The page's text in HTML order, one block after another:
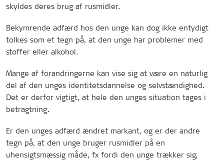
skyldes deres brug af rusmidler.
Bekymrende adfærd hos den unge kan dog ikke entydigt
tolkes som et tegn på, at den unge har problemer med
stoffer eller alkohol.
Mange af forandringerne kan vise sig at være en naturlig
del af den unges identitetsdannelse og selvstændighed.
Det er derfor vigtigt, at hele den unges situation tages i
betragtning.
Er den unges adfærd ændret markant, og er der andre
tegn på, at den unge bruger rusmidler på en
uhensigtsmæssig måde, fx fordi den unge trækker sig,